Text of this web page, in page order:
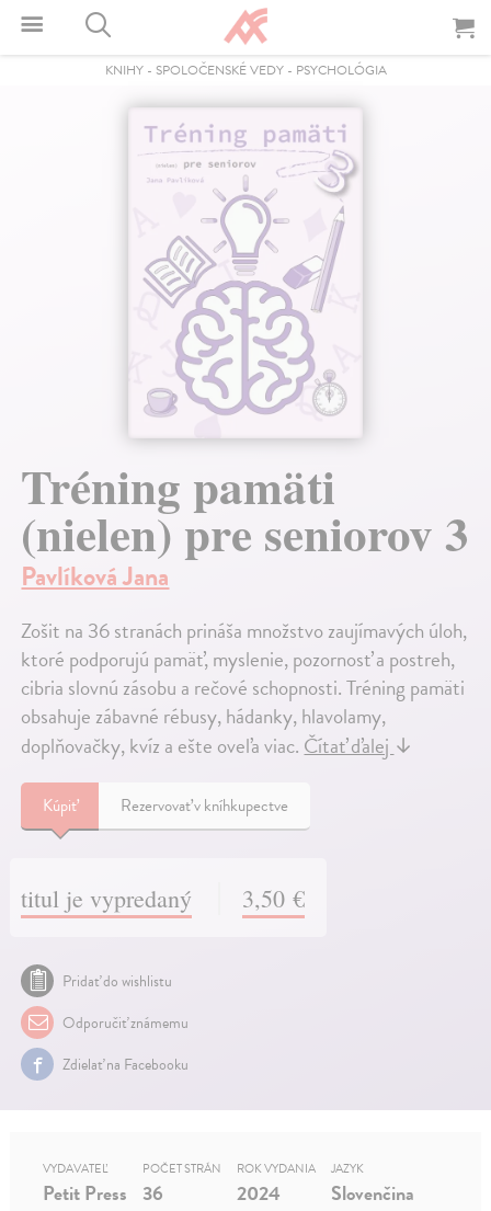
KNIHY- SPOLOČENSKÉ VEDY- PSYCHOLÓGIA
Tréning pamäti
(nielen) pre seniorov 3
Pavlíková Jana
Zošit na 36 stranách prináša množstvo zaujímavých úloh,
ktoré podporujú pamäť, myslenie, pozornosť a postreh,
cibria slovnú zásobu a rečové schopnosti. Tréning pamäti
obsahuje zábavné rébusy, hádanky, hlavolamy,
doplňovačky, kvíz a ešte oveľa viac.Čítať ďalej↓
Kúpiť Rezervovať v kníhkupectve
titul je vypredaný 3,50 €
Pridať do wishlistu
Odporučiť známemu
Zdielať na Facebooku
VYDAVATEĽ
Petit Press
POČET STRÁN
36
ROK VYDANIA
2024
JAZYK
Slovenčina